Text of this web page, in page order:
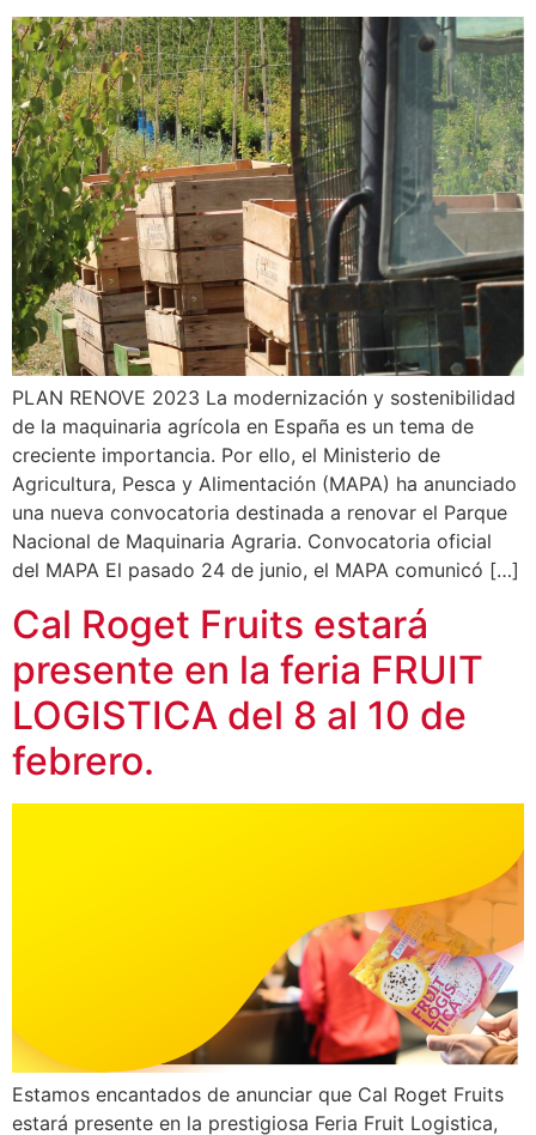
PLAN RENOVE 2023 La modernización y sostenibilidad
de la maquinaria agrícola en España es un tema de
creciente importancia. Por ello, el Ministerio de
Agricultura, Pesca y Alimentación (MAPA) ha anunciado
una nueva convocatoria destinada a renovar el Parque
Nacional de Maquinaria Agraria. Convocatoria oficial
del MAPA El pasado 24 de junio, el MAPA comunicó […]
Cal Roget Fruits estará
presente en la feria FRUIT
LOGISTICA del 8 al 10 de
febrero.
Estamos encantados de anunciar que Cal Roget Fruits
estará presente en la prestigiosa Feria Fruit Logistica,